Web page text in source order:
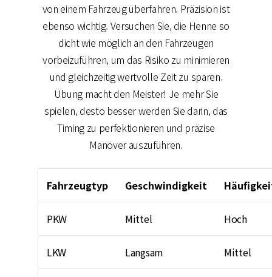
von einem Fahrzeug überfahren. Präzision ist
ebenso wichtig. Versuchen Sie, die Henne so
dicht wie möglich an den Fahrzeugen
vorbeizuführen, um das Risiko zu minimieren
und gleichzeitig wertvolle Zeit zu sparen.
Übung macht den Meister! Je mehr Sie
spielen, desto besser werden Sie darin, das
Timing zu perfektionieren und präzise
Manöver auszuführen.
Fahrzeugtyp Geschwindigkeit
PKW Mittel Hoch
LKW Langsam Mittel